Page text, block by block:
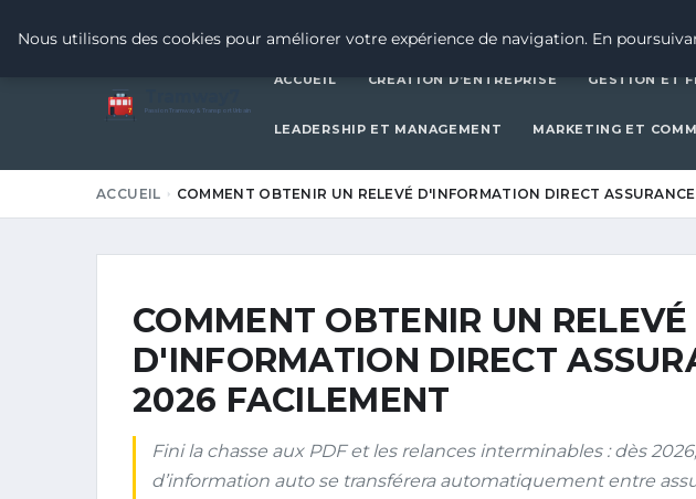
7 Passion Tramway & Transport Urbain
ACCUEIL CRÉATION D’ENTREPRISE GESTION ET
LEADERSHIP ET MANAGEMENT MARKETING ET
ACCUEIL COMMENT OBTENIR UN RELEVÉ D'INFORMATION DIRECT
COMMENT OBTENIR UN RELEVÉ
D'INFORMATION DIRECT
2026 FACILEMENT
Fini la chasse aux PDF et les relances interminables : dès
d’information auto se transférera automatiquement entre
Nous utilisons des cookies pour améliorer votre expérience de navigation. En